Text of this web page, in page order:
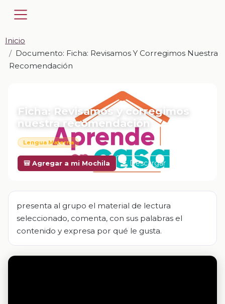
Inicio
Documento: Ficha: Revisamos Y Corregimos Nuestra
Recomendación
Ficha: Revisamos y corregimos
nuestra recomendación
Lengua Materna
🎒 Agregar a mi Mochila Descargar
presenta al grupo el material de lectura
seleccionado, comenta, con sus palabras el
contenido y expresa por qué le gusta.